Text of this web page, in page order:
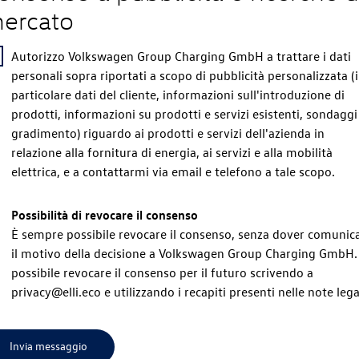
Autorizzo Volkswagen Group Charging GmbH a trattare i dati
personali sopra riportati a scopo di pubblicità personalizzata
particolare dati del cliente, informazioni sull'introduzione di
prodotti, informazioni su prodotti e servizi esistenti,
gradimento) riguardo ai prodotti e servizi dell'azienda in
relazione alla fornitura di energia, ai servizi e alla mobilità
elettrica, e a contattarmi via email e telefono a tale scopo.
Possibilità di revocare il consenso
È sempre possibile revocare il consenso, senza dover
il motivo della decisione a Volkswagen Group Charging GmbH.
possibile revocare il consenso per il futuro scrivendo a
privacy@elli.eco e utilizzando i recapiti presenti nelle note